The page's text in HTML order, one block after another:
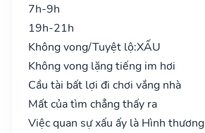
7h-9h
19h-21h
Không vong/Tuyệt lộ:XẤU
Không vong lặng tiếng im hơi
Cầu tài bất lợi đi chơi vắng nhà
Mất của tìm chẳng thấy ra
Việc quan sự xấu ấy là Hình thương